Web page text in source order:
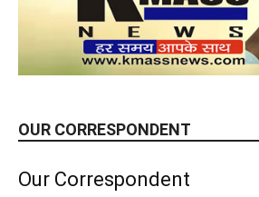
OUR CORRESPONDENT
Our Correspondent